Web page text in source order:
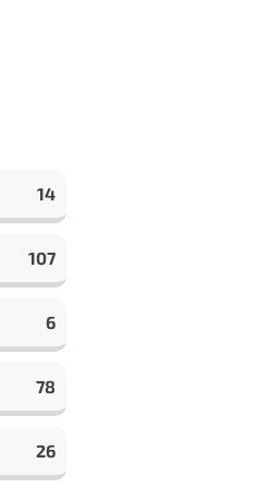
14
107
6
78
26